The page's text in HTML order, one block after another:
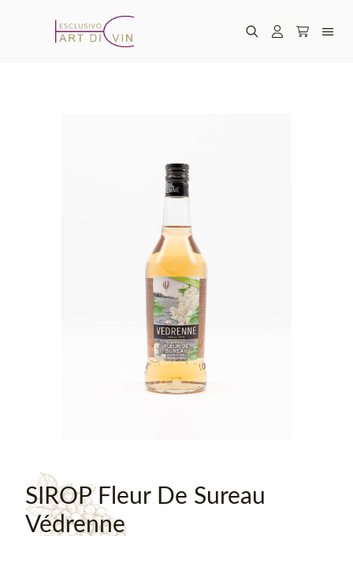
SIROP Fleur De Sureau
Védrenne